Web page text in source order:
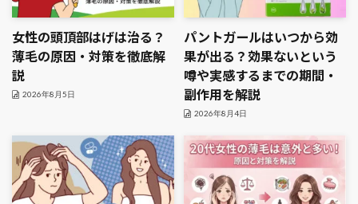
女性の頭頂部はげは治る？
薄毛の原因・対策を徹底解
説
2026年8月5日
パントガールはいつから効
果が出る？効果ないという
噂や実感するまでの期間・
副作用を解説
2026年8月4日